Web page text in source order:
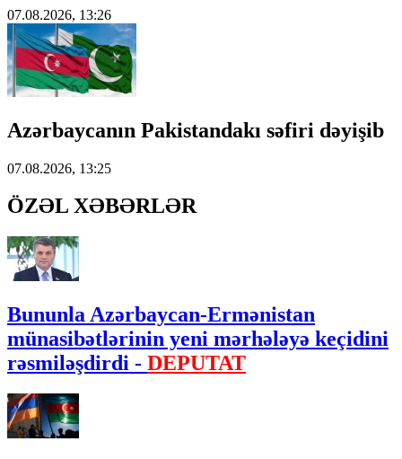
07.08.2026, 13:26
Azərbaycanın Pakistandakı səfiri dəyişib
07.08.2026, 13:25
ÖZƏL XƏBƏRLƏR
Bununla Azərbaycan-Ermənistan
münasibətlərinin yeni mərhələyə keçidini
rəsmiləşdirdi - DEPUTAT